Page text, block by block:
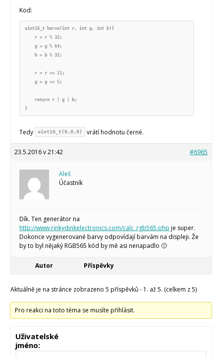
Kod:
uint16_t barva(int r, int g, int b){
    r = r % 32;
    g = g % 64;
    b = b % 32;
    r = r << 11;
    g = g << 5;
    return r | g | b;
}
Tedy uint16_t(0,0,0) vrátí hodnotu černé.
23.5.2016 v 21:42 #6965
Aleš
Účastník
Dík. Ten generátor na
http://www.rinkydinkelectronics.com/calc_rgb565.php je super.
Dokonce vygenerované barvy odpovídají barvám na displeji. Že
by to byl nějaký RGB565 kód by mě asi nenapadlo 🙁
Autor Příspěvky
Aktuálně je na stránce zobrazeno 5 příspěvků - 1. až 5. (celkem z 5)
Pro reakci na toto téma se musíte přihlásit.
Uživatelské
jméno: